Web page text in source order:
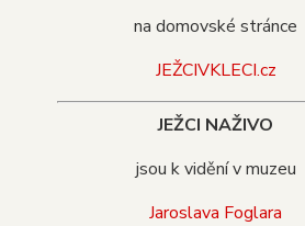
na domovské stránce
JEŽCIVKLECI.cz
JEŽCI NAŽIVO
jsou k vidění v muzeu
Jaroslava Foglara